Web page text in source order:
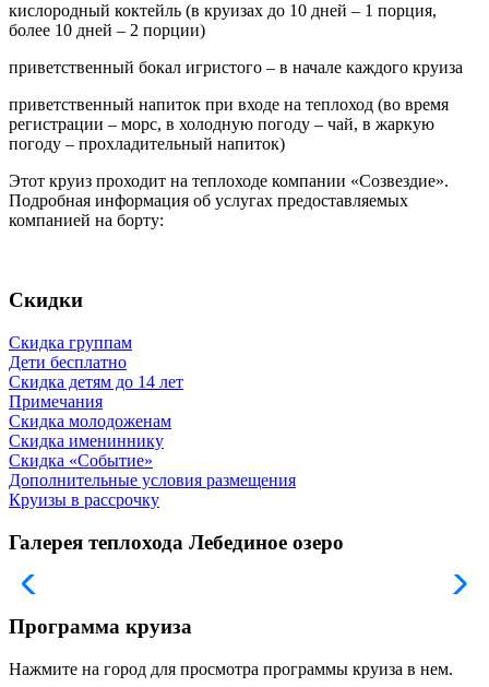
кислородный коктейль (в круизах до 10 дней – 1 порция,
более 10 дней – 2 порции)
приветственный бокал игристого – в начале каждого круиза
приветственный напиток при входе на теплоход (во время
регистрации – морс, в холодную погоду – чай, в жаркую
погоду – прохладительный напиток)
Этот круиз проходит на теплоходе компании «Созвездие».
Подробная информация об услугах предоставляемых
компанией на борту:
Скидки
Скидка группам
Дети бесплатно
Скидка детям до 14 лет
Примечания
Скидка молодоженам
Скидка имениннику
Скидка «Событие»
Дополнительные условия размещения
Круизы в рассрочку
Галерея теплохода Лебединое озеро
Программа круиза
Нажмите на город для просмотра программы круиза в нем.